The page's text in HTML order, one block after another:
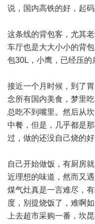
说，国内高铁的好，起
这条线的背包客，尤其
车厅也是大大小小的背
包30L，小鹰，已经压的
接近一个月时候，到了
念所有国内美食，梦里
总吃不到嘴里。然后从
中餐，但是，几乎都是
过，做的还没自己烧的好
自己开始做饭，有厨房
近理想的味道，然而又
煤气灶真是一言难尽，
度，别提烧饭了，难啊
上去超市采购一番，坎